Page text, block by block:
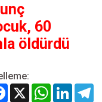
60
öldürdü
Facebook
X WhatsApp